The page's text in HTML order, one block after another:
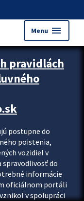
Menu menu
pravidlách
postupne do
poistenia,
vozidiel v
spravodlivosť do
informácie
oficiálnom portáli
v spolupráci